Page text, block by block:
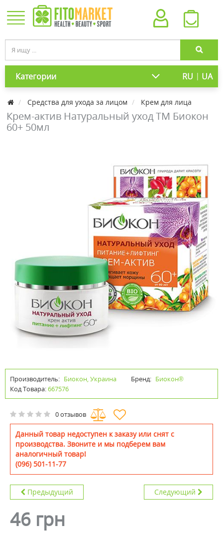
Категории RU | UA
Средства для ухода за лицом Крем для лица
Крем-актив Натуральный уход ТМ Биокон
60+ 50мл
Производитель: Биокон, Украина Бренд: Биокон®
Код Товара:667576
0 отзывов
Данный товар недоступен к заказу или снят с
производства. Звоните и мы подберем вам
аналогичный товар!
(096) 501-11-77
Предыдущий Следующий
46 грн